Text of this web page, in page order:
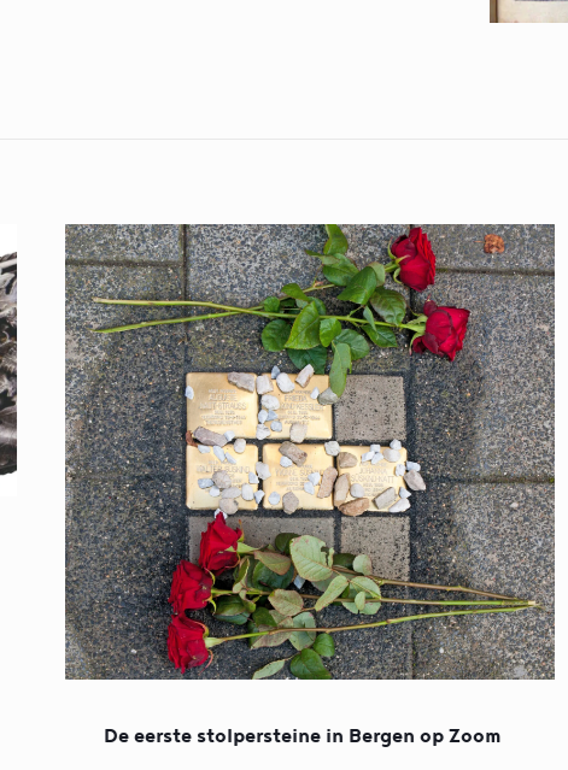
De eerste stolpersteine in Bergen op Zoom